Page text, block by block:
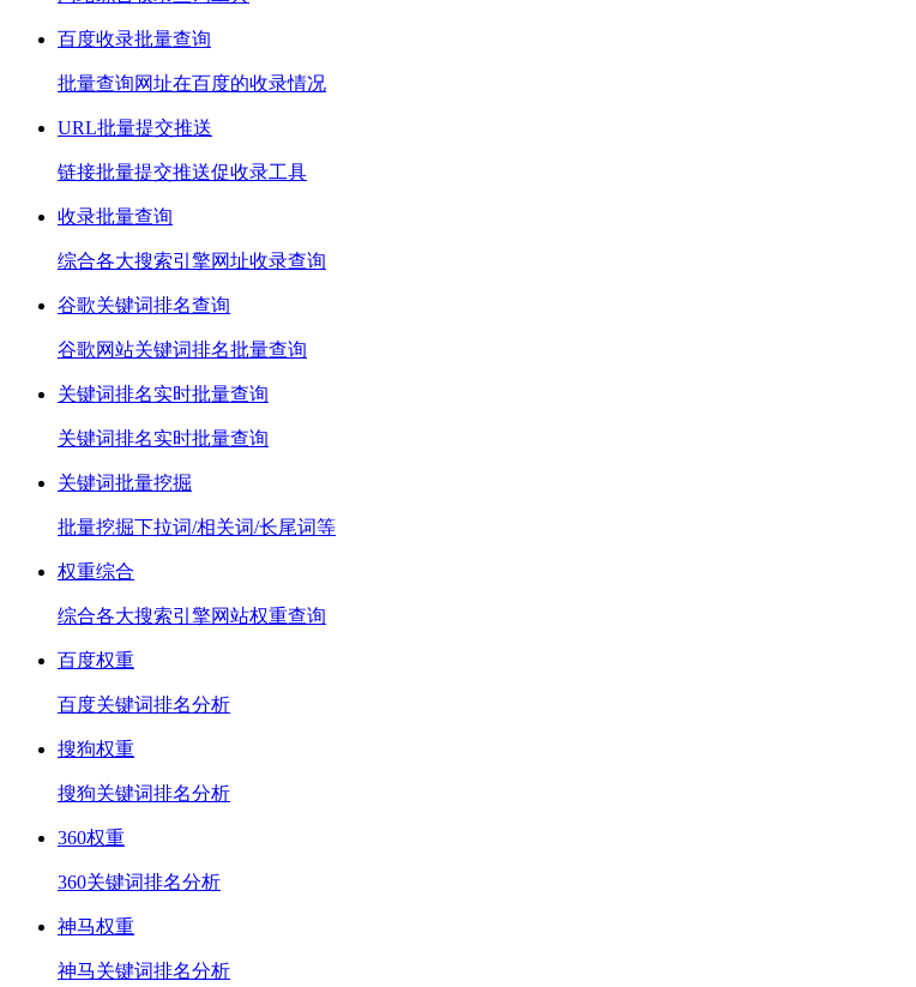
百度收录批量查询
批量查询网址在百度的收录情况
URL批量提交推送
链接批量提交推送促收录工具
收录批量查询
综合各大搜索引擎网址收录查询
谷歌关键词排名查询
谷歌网站关键词排名批量查询
关键词排名实时批量查询
关键词排名实时批量查询
关键词批量挖掘
批量挖掘下拉词/相关词/长尾词等
权重综合
综合各大搜索引擎网站权重查询
百度权重
百度关键词排名分析
搜狗权重
搜狗关键词排名分析
360权重
360关键词排名分析
神马权重
神马关键词排名分析